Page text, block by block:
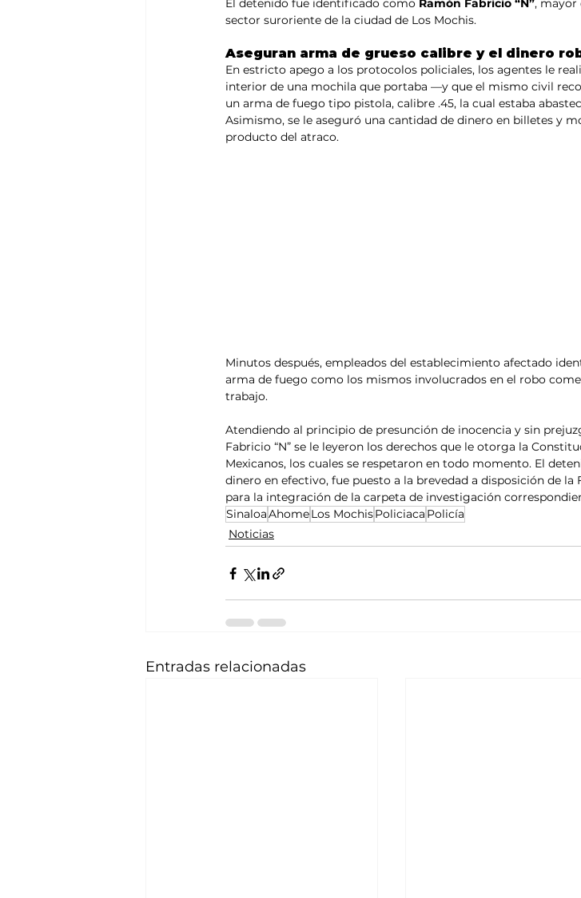
El detenido fue identificado como Ramón Fabricio “N”, mayor
sector suroriente de la ciudad de Los Mochis.
Aseguran arma de grueso calibre y el dinero
En estricto apego a los protocolos policiales, los agentes le
interior de una mochila que portaba —y que el mismo civil
un arma de fuego tipo pistola, calibre .45, la cual estaba
Asimismo, se le aseguró una cantidad de dinero en billetes y
producto del atraco.
Minutos después, empleados del establecimiento afectado
arma de fuego como los mismos involucrados en el robo
trabajo.
Atendiendo al principio de presunción de inocencia y sin
Fabricio “N” se le leyeron los derechos que le otorga la
Mexicanos, los cuales se respetaron en todo momento. El
dinero en efectivo, fue puesto a la brevedad a disposición de la
para la integración de la carpeta de investigación
SinaloaAhomeLos MochisPoliciaca Policía
Noticias
Entradas relacionadas